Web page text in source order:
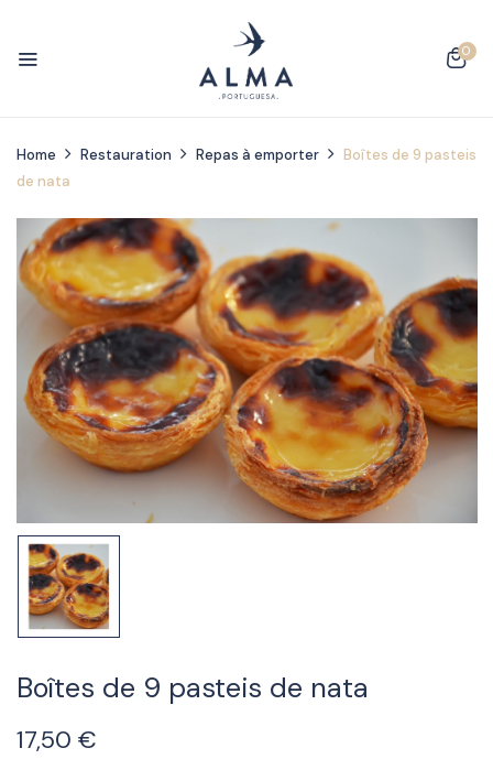
0
Home Restauration Repas à emporter
Boîtes de 9 pasteis
de nata
Boîtes de 9 pasteis de nata
17,50 €